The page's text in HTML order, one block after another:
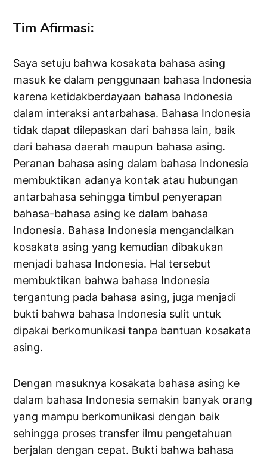
Tim Afirmasi:
Saya setuju bahwa kosakata bahasa asing
masuk ke dalam penggunaan bahasa Indonesia
karena ketidakberdayaan bahasa Indonesia
dalam interaksi antarbahasa. Bahasa Indonesia
tidak dapat dilepaskan dari bahasa lain, baik
dari bahasa daerah maupun bahasa asing.
Peranan bahasa asing dalam bahasa Indonesia
membuktikan adanya kontak atau hubungan
antarbahasa sehingga timbul penyerapan
bahasa-bahasa asing ke dalam bahasa
Indonesia. Bahasa Indonesia mengandalkan
kosakata asing yang kemudian dibakukan
menjadi bahasa Indonesia. Hal tersebut
membuktikan bahwa bahasa Indonesia
tergantung pada bahasa asing, juga menjadi
bukti bahwa bahasa Indonesia sulit untuk
dipakai berkomunikasi tanpa bantuan kosakata
asing.
Dengan masuknya kosakata bahasa asing ke
dalam bahasa Indonesia semakin banyak orang
yang mampu berkomunikasi dengan baik
sehingga proses transfer ilmu pengetahuan
berjalan dengan cepat. Bukti bahwa bahasa